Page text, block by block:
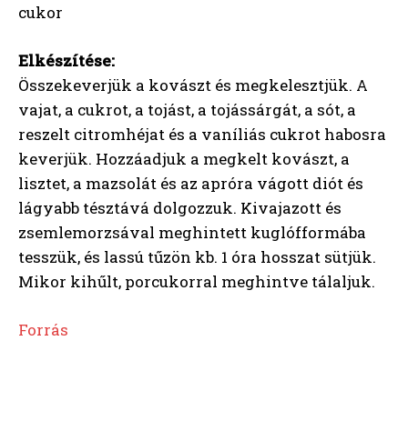
cukor
Elkészítése:
Összekeverjük a kovászt és megkelesztjük. A
vajat, a cukrot, a tojást, a tojássárgát, a sót, a
reszelt citromhéjat és a vaníliás cukrot habosra
keverjük. Hozzáadjuk a megkelt kovászt, a
lisztet, a mazsolát és az apróra vágott diót és
lágyabb tésztává dolgozzuk. Kivajazott és
zsemlemorzsával meghintett kuglófformába
tesszük, és lassú tűzön kb. 1 óra hosszat sütjük.
Mikor kihűlt, porcukorral meghintve tálaljuk.
Forrás